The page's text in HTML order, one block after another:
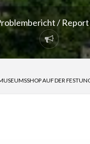
/ Report
/
Scam
AUF DER